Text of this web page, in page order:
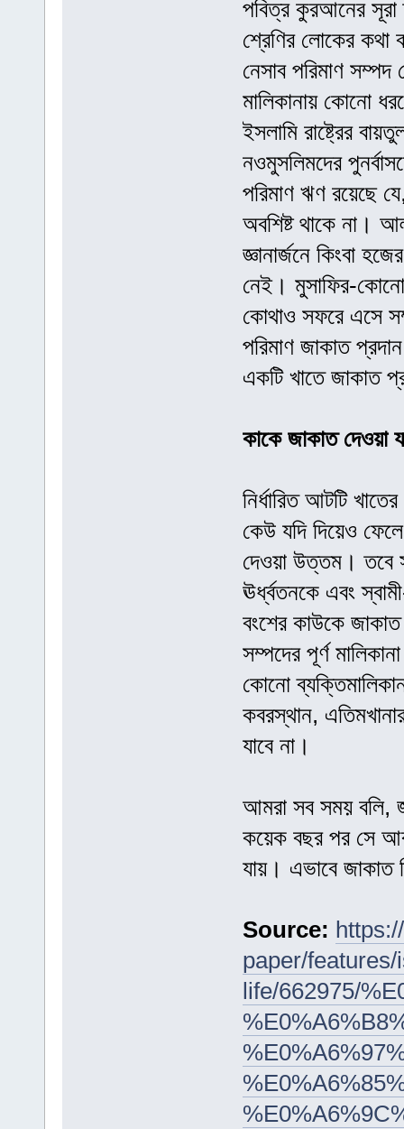
পবিত্র কুরআনের সূরা
শ্রেণির লোকের কথা
নেসাব পরিমাণ
মালিকানায় কোনো
ইসলামি রাষ্ট্রের
নওমুসলিমদের
পরিমাণ ঋণ রয়েছে
অবশিষ্ট থাকে না।
জ্ঞানার্জনে কিংবা
নেই। মুসাফির-কোনো
কোথাও সফরে এসে
পরিমাণ জাকাত
একটি খাতে জাকাত
কাকে জাকাত দেওয়া
নির্ধারিত আটটি
কেউ যদি দিয়েও
দেওয়া উত্তম। তবে
ঊর্ধ্বতনকে এবং
বংশের কাউকে জাকাত
সম্পদের পূর্ণ
কোনো
কবরস্থান,
যাবে না।
আমরা সব সময় বলি,
কয়েক বছর পর সে আর
যায়। এভাবে
Source:
paper/
life/662975/